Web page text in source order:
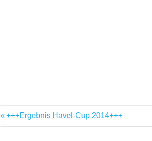
Beitragsnavigation
Vorheriger
Beitrag:
+++Ergebnis Havel-Cup 2014+++